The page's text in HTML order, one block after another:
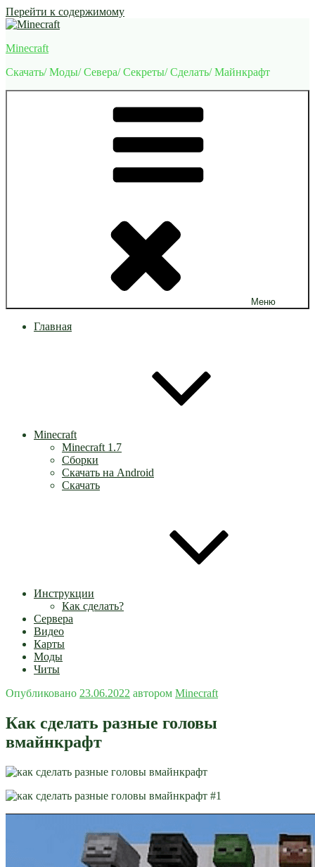
Перейти к содержимому
Minecraft
Скачать/ Моды/ Севера/ Секреты/ Сделать/ Майнкрафт
Меню
Главная
Minecraft
Minecraft 1.7
Сборки
Скачать на Android
Скачать
Инструкции
Как сделать?
Сервера
Видео
Карты
Моды
Читы
Опубликовано 23.06.2022 автором Minecraft
Как сделать разные головы
вмайнкрафт